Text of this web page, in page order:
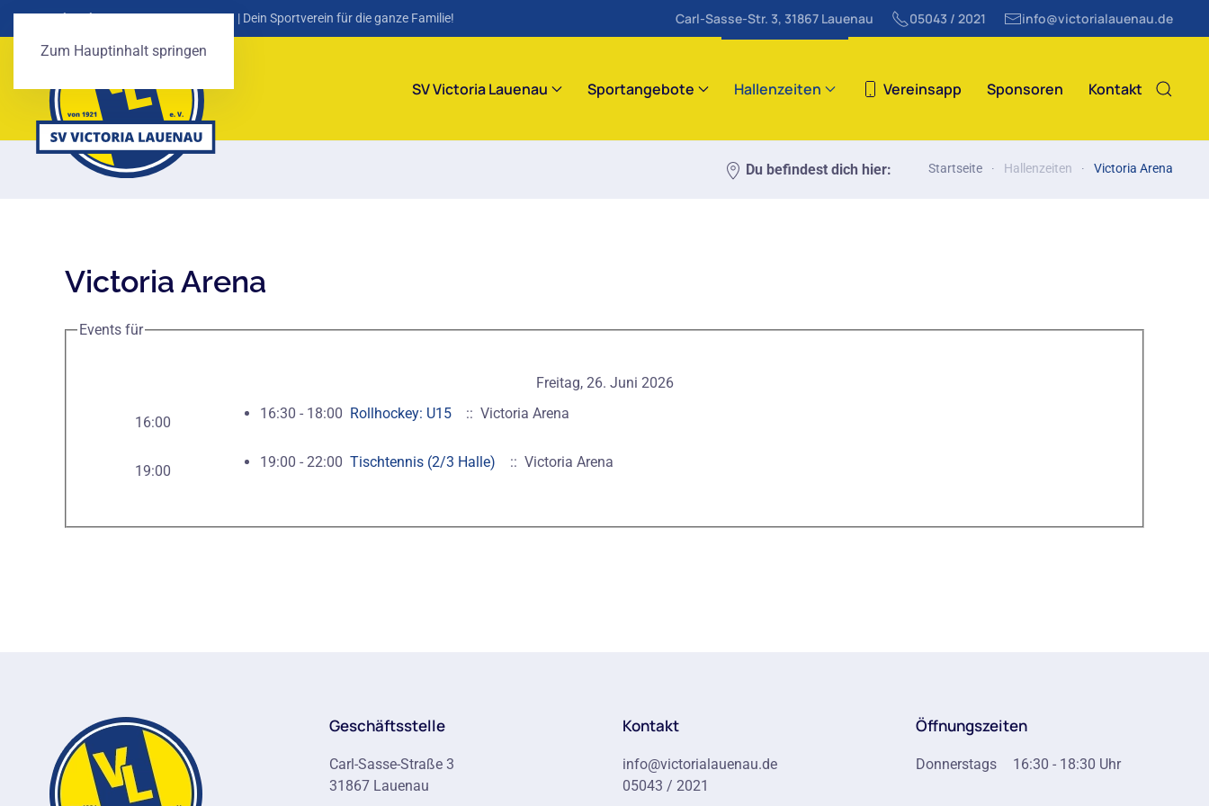
Zum Hauptinhalt springen
SV Victoria Lauenau von 1921 e. V. | Dein Sportverein für die ganze Familie! Carl-Sasse-Str. 3, 31867 Lauenau 05043 / 2021 info@victorialauenau.de
SV Victoria Lauenau Sportangebote Hallenzeiten Vereinsapp Sponsoren Kontakt
Du befindest dich hier: Startseite Hallenzeiten Victoria Arena
Victoria Arena
Events für
Freitag, 26. Juni 2026
16:00
16:30 - 18:00 Rollhockey: U15 :: Victoria Arena
19:00
19:00 - 22:00 Tischtennis (2/3 Halle) :: Victoria Arena
Geschäftsstelle
Carl-Sasse-Straße 3
31867 Lauenau
Kontakt
info@victorialauenau.de
05043 / 2021
Öffnungszeiten
Donnerstags 16:30 - 18:30 Uhr